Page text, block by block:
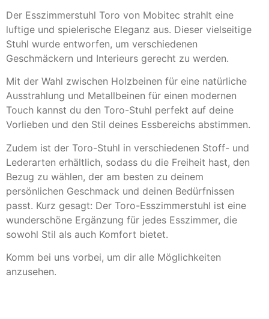
Der Esszimmerstuhl Toro von Mobitec strahlt eine
luftige und spielerische Eleganz aus. Dieser vielseitige
Stuhl wurde entworfen, um verschiedenen
Geschmäckern und Interieurs gerecht zu werden.
Mit der Wahl zwischen Holzbeinen für eine natürliche
Ausstrahlung und Metallbeinen für einen modernen
Touch kannst du den Toro-Stuhl perfekt auf deine
Vorlieben und den Stil deines Essbereichs abstimmen.
Zudem ist der Toro-Stuhl in verschiedenen Stoff- und
Lederarten erhältlich, sodass du die Freiheit hast, den
Bezug zu wählen, der am besten zu deinem
persönlichen Geschmack und deinen Bedürfnissen
passt. Kurz gesagt: Der Toro-Esszimmerstuhl ist eine
wunderschöne Ergänzung für jedes Esszimmer, die
sowohl Stil als auch Komfort bietet.
Komm bei uns vorbei, um dir alle Möglichkeiten
anzusehen.